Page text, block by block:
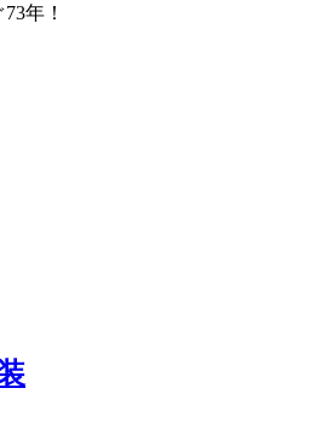
年！